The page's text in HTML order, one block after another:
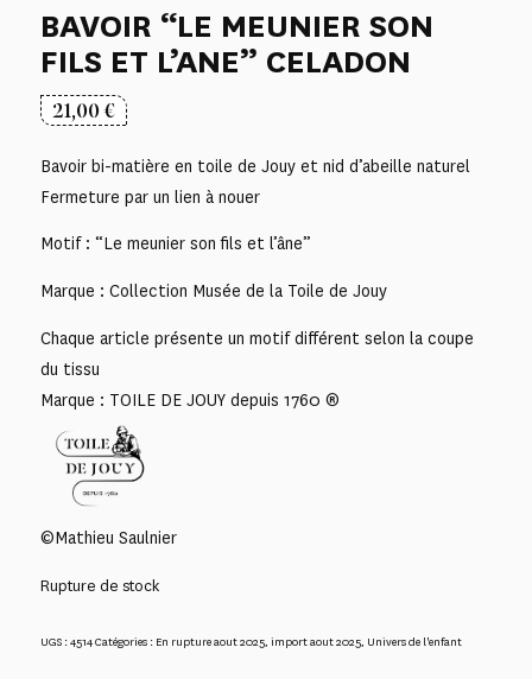
BAVOIR “LE MEUNIER SON
FILS ET L’ANE” CELADON
21,00€
Bavoir bi-matière en toile de Jouy et nid d’abeille naturel
Fermeture par un lien à nouer
Motif : “Le meunier son fils et l’âne”
Marque : Collection Musée de la Toile de Jouy
Chaque article présente un motif différent selon la coupe
du tissu
Marque : TOILE DE JOUY depuis 1760 ®
©Mathieu Saulnier
Rupture de stock
UGS :4514Catégories : En rupture aout 2025, import aout 2025, Univers de l'enfant